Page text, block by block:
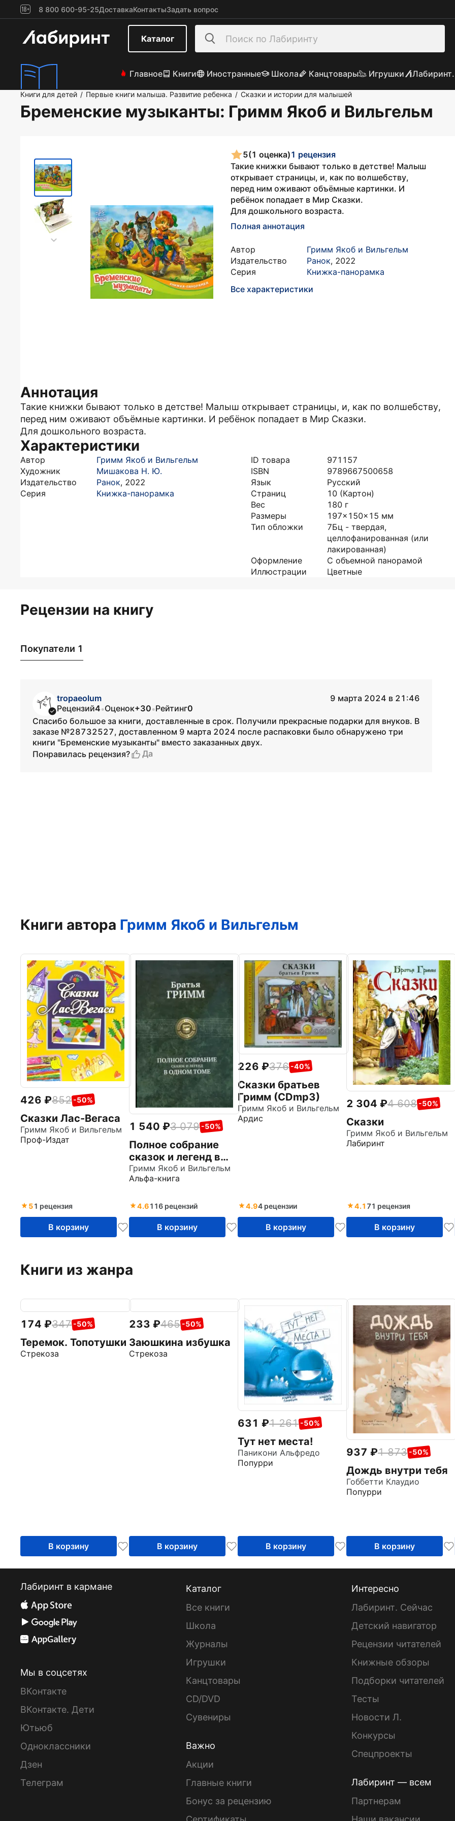
8 800 600-95-25ДоставкаКонтактыЗадать вопрос
Каталог
Главное Книги Иностранные Школа Канцтовары Игрушки
Книги для детей / Первые книги малыша. Развитие ребенка / Сказки и истории для малышей
Бременские музыканты: Гримм Якоб и Вильгельм
5(1 оценка)1 рецензия
Такие книжки бывают только в детстве! Малыш
открывает страницы, и, как по волшебству,
перед ним оживают объёмные картинки. И
ребёнок попадает в Мир Сказки.
Для дошкольного возраста.
Полная аннотация
Автор
Гримм Якоб и Вильгельм
Издательство
Ранок, 2022
Серия
Книжка-панорамка
Все характеристики
Аннотация
Такие книжки бывают только в детстве! Малыш открывает страницы, и, как по волшебству,
перед ним оживают объёмные картинки. И ребёнок попадает в Мир Сказки.
Для дошкольного возраста.
Характеристики
Автор
Гримм Якоб и Вильгельм
Художник
Мишакова Н. Ю.
Издательство
Ранок, 2022
Серия
Книжка-панорамка
ID товара
971157
ISBN
9789667500658
Язык
Русский
Страниц
10 (Картон)
Вес
180 г
Размеры
197x150x15 мм
Тип обложки
7Бц - твердая,
целлофанированная (или
лакированная)
Оформление
С объемной панорамой
Иллюстрации
Цветные
Рецензии на книгу
Покупатели 1
tropaeolum
9 марта 2024 в 21:46
Рецензий4•Оценок+30•Рейтинг0
Спасибо большое за книги, доставленные в срок. Получили прекрасные подарки для внуков. В
заказе №28732527, доставленном 9 марта 2024 после распаковки было обнаружено три
книги "Бременские музыканты" вместо заказанных двух.
Понравилась рецензия?
Да
Книги автора Гримм Якоб и Вильгельм
426 852 -50%
Сказки Лас-Вегаса
Гримм Якоб и Вильгельм
Проф-Издат
51 рецензия
В корзину
1 540 3 079 -50%
Полное собрание
сказок и легенд в
одном томе
Гримм Якоб и Вильгельм
Альфа-книга
4.6116 рецензий
В корзину
226 376 -40%
Сказки братьев
Гримм (CDmp3)
Гримм Якоб и Вильгельм
Ардис
4.94 рецензии
В корзину
2 304 4 608 -50%
Сказки
Гримм Якоб и Вильгельм
Лабиринт
4.1 71 рецензия
В корзину
Книги из жанра
174 347 -50%
Теремок. Топотушки
Стрекоза
В корзину
233 465 -50%
Заюшкина избушка
Стрекоза
В корзину
631 1 261 -50%
Тут нет места!
Паникони Альфредо
Попурри
В корзину
937 1 873 -50%
Дождь внутри тебя
Гоббетти Клаудио
Попурри
В корзину
Лабиринт в кармане
Мы в соцсетях
ВКонтакте
ВКонтакте. Дети
Ютьюб
Одноклассники
Дзен
Телеграм
Каталог
Все книги
Школа
Журналы
Игрушки
Канцтовары
CD/DVD
Сувениры
Важно
Акции
Главные книги
Бонус за рецензию
Интересно
Лабиринт. Сейчас
Детский навигатор
Рецензии читателей
Книжные обзоры
Подборки читателей
Тесты
Новости Л.
Конкурсы
Спецпроекты
Лабиринт — всем
Партнерам